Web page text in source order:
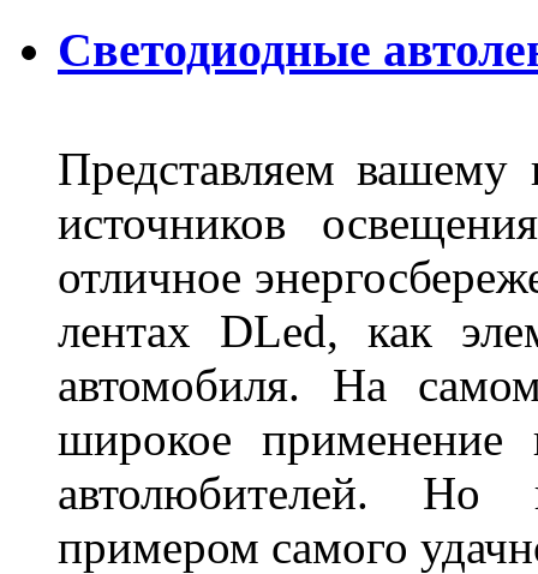
Светодиодные
Представляем
источников
отличное
лентах DLed, как
автомобиля. На
широкое
автолюбителей. Но
примером самого